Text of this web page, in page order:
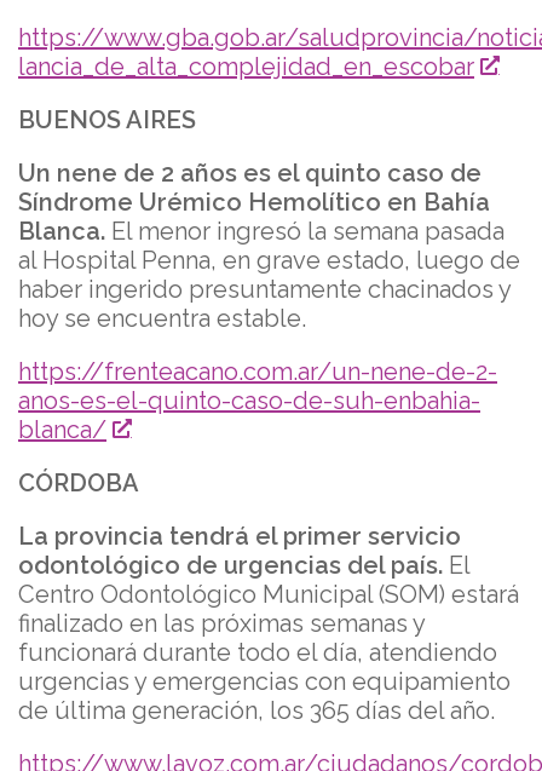
https://www.gba.gob.ar/saludprovincia/
lancia_de_alta_complejidad_en_escobar
BUENOS AIRES
Un nene de 2 años es el quinto caso de
Síndrome Urémico Hemolítico en Bahía
Blanca. El menor ingresó la semana pasada
al Hospital Penna, en grave estado, luego de
haber ingerido presuntamente chacinados y
hoy se encuentra estable.
https://frenteacano.com.ar/un-nene-de-2-
anos-es-el-quinto-caso-de-suh-enbahia-
blanca/
CÓRDOBA
La provincia tendrá el primer servicio
odontológico de urgencias del país. El
Centro Odontológico Municipal (SOM) estará
finalizado en las próximas semanas y
funcionará durante todo el día, atendiendo
urgencias y emergencias con equipamiento
de última generación, los 365 días del año.
https://www.lavoz.com.ar/ciudadanos/